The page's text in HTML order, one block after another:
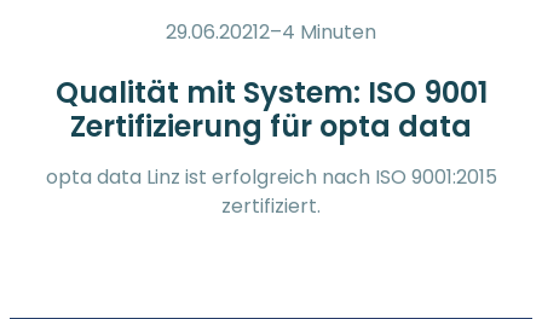
29.06.20212–4 Minuten
Qualität mit System: ISO 9001
Zertifizierung für opta data
opta data Linz ist erfolgreich nach ISO 9001:2015
zertifiziert.